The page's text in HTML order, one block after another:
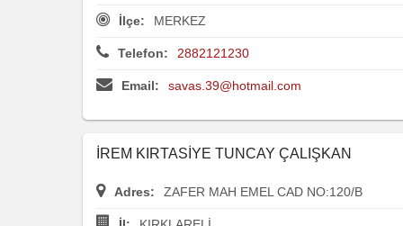
İlçe: MERKEZ
Telefon: 2882121230
Email: savas.39@hotmail.com
İREM KIRTASİYE TUNCAY ÇALIŞKAN
Adres: ZAFER MAH EMEL CAD NO:120/B